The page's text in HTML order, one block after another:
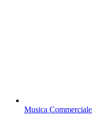
Musica Commerciale